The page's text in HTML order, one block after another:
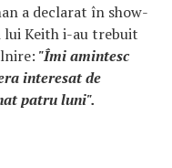
a declarat în show-
lui Keith i-au trebuit
"Îmi amintesc
interesat de
patru luni".